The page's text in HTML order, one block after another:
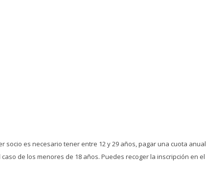
socio es necesario tener entre 12 y 29 años, pagar una cuota
de los menores de 18 años. Puedes recoger la inscripción en el